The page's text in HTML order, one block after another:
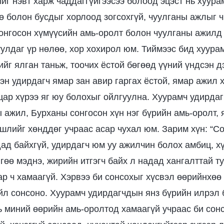
болон бусдыг хорлоод зогсохгүй, чуулганы ажлыг
хүмүүсийн амь-оролт болон чуулганы ажилд
үр нөлөө, хор хохирол юм. Тиймээс бид
ялган таньж, тоочих ёстой бөгөөд үүний үндсэн
удирдагч ямар зан авир гаргах ёстой, ямар ажил
хүрээ яг юу болохыг ойлгуулна. Хуурамч
ажил, Бурханы сонгосон хүн нэг бүрийн амь-оролт,
хөнддөг учраас асар чухал юм. Зарим хүн:
байхгүй, удирдагч юм уу ажилчин болох амбиц,
мэднэ, жирийн итгэгч байх л надад хангалттай
ч хамаагүй. Хэрвээ би сонсохыг хүсвэл
сонсоно. Хуурамч удирдагчдын янз бүрийн илрэл
миний өөрийн амь-оролтод хамаагүй учраас би